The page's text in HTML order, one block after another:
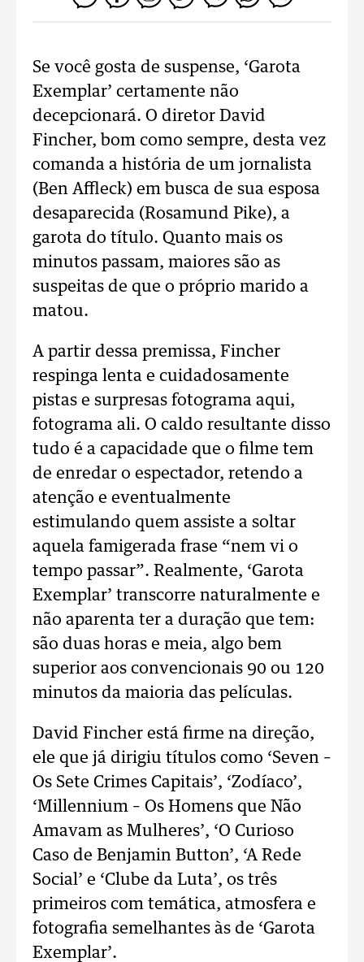
Se você gosta de suspense, ‘Garota
Exemplar’ certamente não
decepcionará. O diretor David
Fincher, bom como sempre, desta vez
comanda a história de um jornalista
(Ben Affleck) em busca de sua esposa
desaparecida (Rosamund Pike), a
garota do título. Quanto mais os
minutos passam, maiores são as
suspeitas de que o próprio marido a
matou.
A partir dessa premissa, Fincher
respinga lenta e cuidadosamente
pistas e surpresas fotograma aqui,
fotograma ali. O caldo resultante disso
tudo é a capacidade que o filme tem
de enredar o espectador, retendo a
atenção e eventualmente
estimulando quem assiste a soltar
aquela famigerada frase “nem vi o
tempo passar”. Realmente, ‘Garota
Exemplar’ transcorre naturalmente e
não aparenta ter a duração que tem:
são duas horas e meia, algo bem
superior aos convencionais 90 ou 120
minutos da maioria das películas.
David Fincher está firme na direção,
ele que já dirigiu títulos como ‘Seven –
Os Sete Crimes Capitais’, ‘Zodíaco’,
‘Millennium – Os Homens que Não
Amavam as Mulheres’, ‘O Curioso
Caso de Benjamin Button’, ‘A Rede
Social’ e ‘Clube da Luta’, os três
primeiros com temática, atmosfera e
fotografia semelhantes às de ‘Garota
Exemplar’.